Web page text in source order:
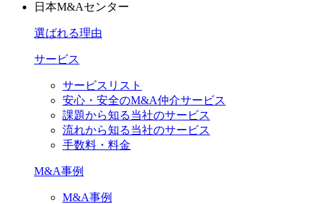
日本M&Aセンター
選ばれる理由
サービス
サービスリスト
安心・安全のM&A仲介サービス
課題から知る当社のサービス
流れから知る当社のサービス
手数料・料金
M&A事例
M&A事例